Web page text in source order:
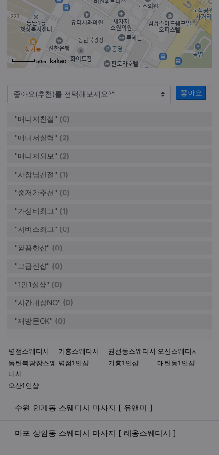
50m
좋아요
"매니저친절" (0)
"매니저실력" (2)
"매니저외모" (2)
"사장님친절" (1)
"중저가추천" (0)
"가성비최고" (1)
"서비스최고" (0)
"깔끔한샵" (0)
"고급진샵" (0)
"1인1실샵" (0)
"시간내상NO" (0)
"재방문OK" (0)
병점스웨디시 기흥스웨디시 권선동스웨디시 오산스웨디시
동탄북광장스웨
디시
병점1인샵 기흥1인샵 매탄동1인샵
오산1인샵
키워드
관련자료
수원 인계동 스웨디시 마사지 [ 유앤미 ]
마포 상암동 스웨디시 마사지 [ 레옹스웨디시 ]